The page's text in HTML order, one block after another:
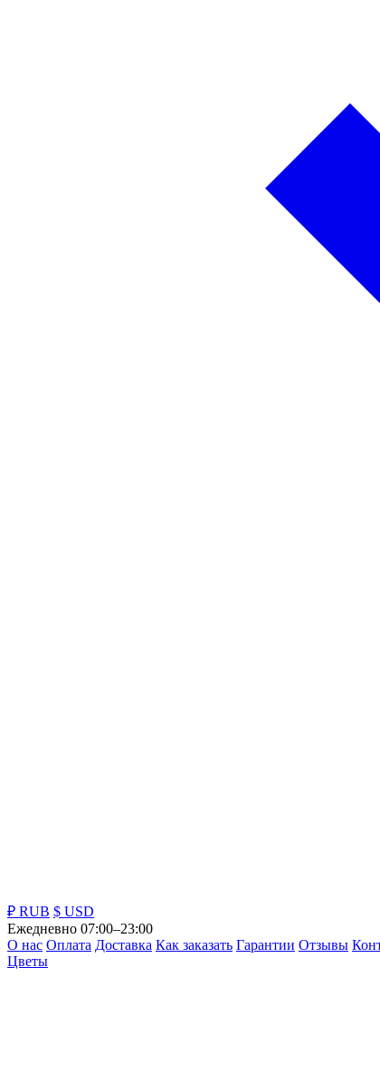
₽ RUB $ USD
Ежедневно 07:00–23:00
О нас Оплата Доставка Как заказать Гарантии Отзывы
Цветы